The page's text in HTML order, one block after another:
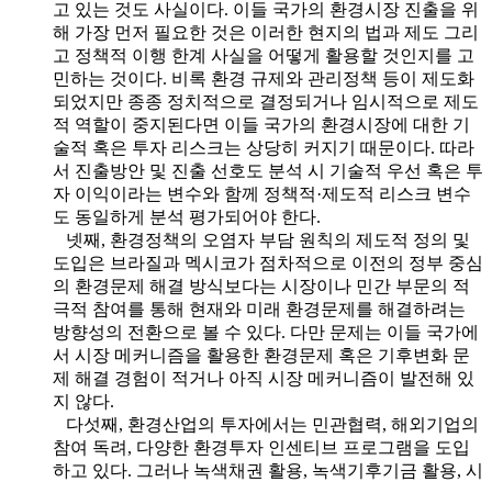
고 있는 것도 사실이다. 이들 국가의 환경시장 진출을 위
해 가장 먼저 필요한 것은 이러한 현지의 법과 제도 그리
고 정책적 이행 한계 사실을 어떻게 활용할 것인지를 고
민하는 것이다. 비록 환경 규제와 관리정책 등이 제도화
되었지만 종종 정치적으로 결정되거나 임시적으로 제도
적 역할이 중지된다면 이들 국가의 환경시장에 대한 기
술적 혹은 투자 리스크는 상당히 커지기 때문이다. 따라
서 진출방안 및 진출 선호도 분석 시 기술적 우선 혹은 투
자 이익이라는 변수와 함께 정책적·제도적 리스크 변수
도 동일하게 분석 평가되어야 한다.
넷째, 환경정책의 오염자 부담 원칙의 제도적 정의 및
도입은 브라질과 멕시코가 점차적으로 이전의 정부 중심
의 환경문제 해결 방식보다는 시장이나 민간 부문의 적
극적 참여를 통해 현재와 미래 환경문제를 해결하려는
방향성의 전환으로 볼 수 있다. 다만 문제는 이들 국가에
서 시장 메커니즘을 활용한 환경문제 혹은 기후변화 문
제 해결 경험이 적거나 아직 시장 메커니즘이 발전해 있
지 않다.
다섯째, 환경산업의 투자에서는 민관협력, 해외기업의
참여 독려, 다양한 환경투자 인센티브 프로그램을 도입
하고 있다. 그러나 녹색채권 활용, 녹색기후기금 활용, 시